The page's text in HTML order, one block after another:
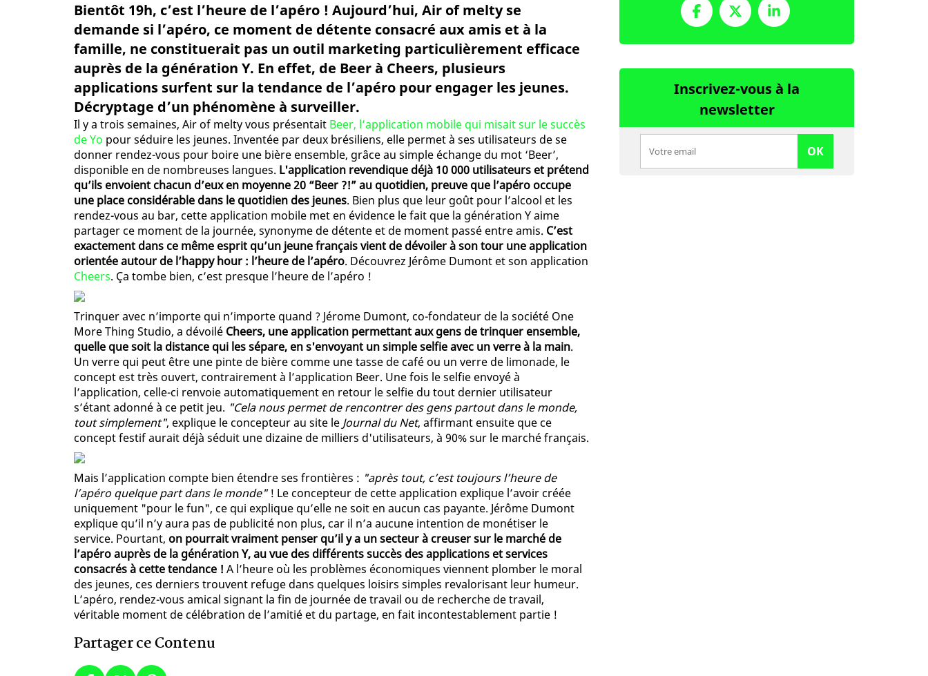
Bientôt 19h, c’est l’heure de l’apéro ! Aujourd’hui, Air of melty se
demande si l’apéro, ce moment de détente consacré aux amis et à la
famille, ne constituerait pas un outil marketing particulièrement efficace
auprès de la génération Y. En effet, de Beer à Cheers, plusieurs
applications surfent sur la tendance de l’apéro pour engager les jeunes.
Décryptage d’un phénomène à surveiller.
Il y a trois semaines, Air of melty vous présentait Beer, l’application mobile qui misait sur le succès
de Yo pour séduire les jeunes. Inventée par deux brésiliens, elle permet à ses utilisateurs de se
donner rendez-vous pour boire une bière ensemble, grâce au simple échange du mot ‘Beer’,
disponible en de nombreuses langues. L'application revendique déjà 10 000 utilisateurs et prétend
qu’ils envoient chacun d’eux en moyenne 20 “Beer ?!” au quotidien, preuve que l’apéro occupe
une place considérable dans le quotidien des jeunes. Bien plus que leur goût pour l’alcool et les
rendez-vous au bar, cette application mobile met en évidence le fait que la génération Y aime
partager ce moment de la journée, synonyme de détente et de moment passé entre amis. C’est
exactement dans ce même esprit qu’un jeune français vient de dévoiler à son tour une application
orientée autour de l’happy hour : l’heure de l’apéro. Découvrez Jérôme Dumont et son application
Cheers. Ça tombe bien, c’est presque l’heure de l’apéro !
Trinquer avec n’importe qui n’importe quand ? Jérome Dumont, co-fondateur de la société One
More Thing Studio, a dévoilé Cheers, une application permettant aux gens de trinquer ensemble,
quelle que soit la distance qui les sépare, en s'envoyant un simple selfie avec un verre à la main.
Un verre qui peut être une pinte de bière comme une tasse de café ou un verre de limonade, le
concept est très ouvert, contrairement à l’application Beer. Une fois le selfie envoyé à
l’application, celle-ci renvoie automatiquement en retour le selfie du tout dernier utilisateur
s’étant adonné à ce petit jeu. "Cela nous permet de rencontrer des gens partout dans le monde,
tout simplement", explique le concepteur au site le Journal du Net, affirmant ensuite que ce
concept festif aurait déjà séduit une dizaine de milliers d'utilisateurs, à 90% sur le marché français.
Mais l’application compte bien étendre ses frontières : "après tout, c’est toujours l’heure de
l’apéro quelque part dans le monde"! Le concepteur de cette application explique l’avoir créée
uniquement "pour le fun", ce qui explique qu’elle ne soit en aucun cas payante. Jérôme Dumont
explique qu’il n’y aura pas de publicité non plus, car il n’a aucune intention de monétiser le
service. Pourtant, on pourrait vraiment penser qu’il y a un secteur à creuser sur le marché de
l’apéro auprès de la génération Y, au vue des différents succès des applications et services
consacrés à cette tendance ! A l’heure où les problèmes économiques viennent plomber le moral
des jeunes, ces derniers trouvent refuge dans quelques loisirs simples revalorisant leur humeur.
L’apéro, rendez-vous amical signant la fin de journée de travail ou de recherche de travail,
véritable moment de célébration de l’amitié et du partage, en fait incontestablement partie !
Partager ce Contenu
Inscrivez-vous à la
newsletter
OK